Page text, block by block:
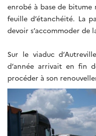
enrobé à base de
feuille d’étanchéité. La
devoir s’accommoder de
Sur le viaduc
d’année arrivait en fin
procéder à son